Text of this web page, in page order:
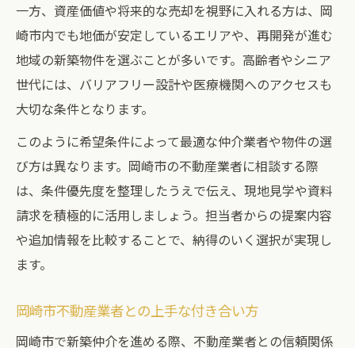
一方、資産価値や将来的な売却を視野に入れる方は、岡
崎市内でも地価が安定しているエリアや、再開発が進む
地域の新築物件を選ぶことが多いです。高齢者やシニア
世代には、バリアフリー設計や医療機関へのアクセスも
大切な条件となります。
このように希望条件によって最適な仲介業者や物件の選
び方は異なります。岡崎市の不動産業者に相談する際
は、条件優先度を整理したうえで伝え、現地見学や資料
請求を積極的に活用しましょう。担当者からの提案内容
や追加情報を比較することで、納得のいく選択が実現し
ます。
岡崎市不動産業者との上手な付き合い方
岡崎市で新築仲介を進める際、不動産業者との信頼関係